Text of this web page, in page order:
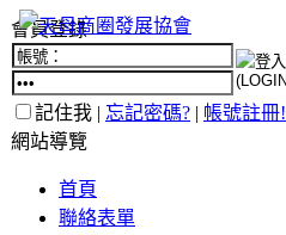
會員登錄
記住我 | 忘記密碼? | 帳號註冊!
網站導覽
首頁
聯絡表單